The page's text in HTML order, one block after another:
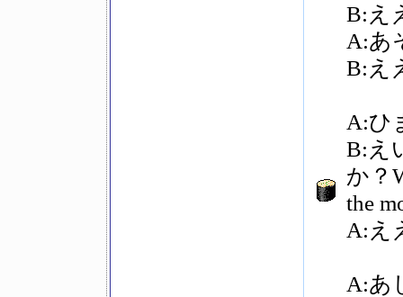
B:え
A:あ
B:え
A:ひ
B:え
か？
the
A:え
A:あ